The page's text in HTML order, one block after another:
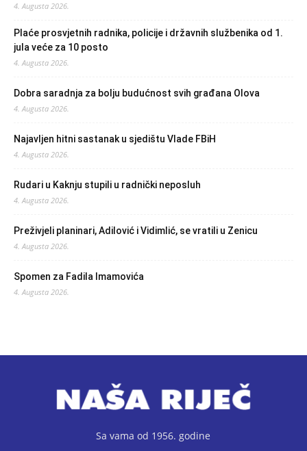
4. Augusta 2026.
Plaće prosvjetnih radnika, policije i državnih službenika od 1.
jula veće za 10 posto
4. Augusta 2026.
Dobra saradnja za bolju budućnost svih građana Olova
4. Augusta 2026.
Najavljen hitni sastanak u sjedištu Vlade FBiH
4. Augusta 2026.
Rudari u Kaknju stupili u radnički neposluh
4. Augusta 2026.
Preživjeli planinari, Adilović i Vidimlić, se vratili u Zenicu
4. Augusta 2026.
Spomen za Fadila Imamovića
4. Augusta 2026.
Sa vama od 1956. godine